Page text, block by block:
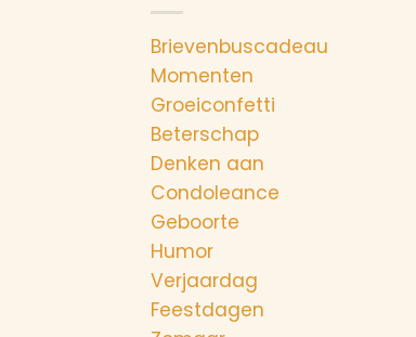
Brievenbuscadeau
Momenten
Groeiconfetti
Beterschap
Denken aan
Condoleance
Geboorte
Humor
Verjaardag
Feestdagen